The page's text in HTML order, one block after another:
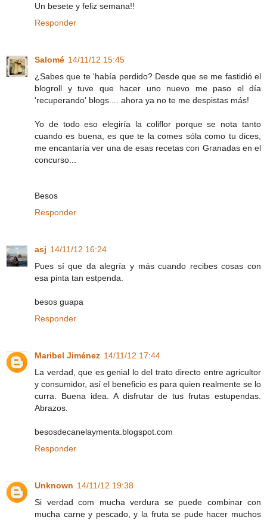
Un besete y feliz semana!!
Responder
Salomé 14/11/12 15:45
¿Sabes que te 'había perdido? Desde que se me fastidió el
blogroll y tuve que hacer uno nuevo me paso el día
'recuperando' blogs.... ahora ya no te me despistas más!
Yo de todo eso elegiría la coliflor porque se nota tanto
cuando es buena, es que te la comes sóla como tu dices,
me encantaría ver una de esas recetas con Granadas en el
concurso...
Besos
Responder
asj 14/11/12 16:24
Pues sí que da alegría y más cuando recibes cosas con
esa pinta tan estpenda.
besos guapa
Responder
Maribel Jiménez 14/11/12 17:44
La verdad, que es genial lo del trato directo entre agricultor
y consumidor, así el beneficio es para quien realmente se lo
curra. Buena idea. A disfrutar de tus frutas estupendas.
Abrazos.
besosdecanelaymenta.blogspot.com
Responder
Unknown 14/11/12 19:38
Si verdad com mucha verdura se puede combinar con
mucha carne y pescado, y la fruta se pude hacer muchos